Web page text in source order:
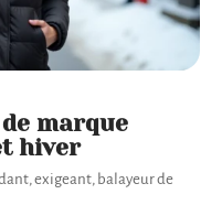
marque
hiver
exigeant, balayeur de